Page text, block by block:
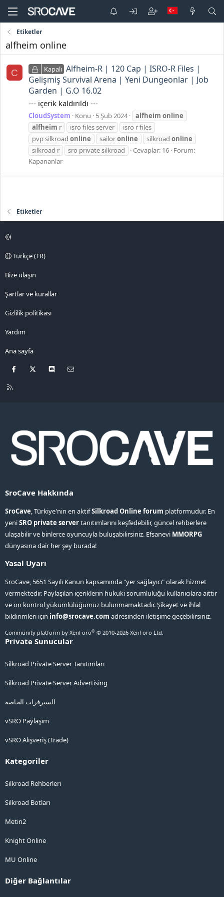
Etiketler
alfheim online
C Kapalı Alfheim-R | 120 Cap | ISRO-R Files |
Gelişmiş Survival Arena | Yeni Dungeonlar | Job
Garden | G.O 16.02
--- içerik kaldırıldı ---
CloudSystem Konu 5 Şub 2024 alfheim online
alfheim r isro files server
isro r files
pvp silkroad online sailoronline silkroad online
silkroad r
sro private silkroad Cevaplar: 16 Forum:
Kapananlar
Etiketler
Türkçe (TR)
Bize ulaşın
Şartlar ve kurallar
Gizlilik politikası
Yardım
Ana sayfa
Facebook Discord
R
SroCave Hakkında
SroCave, Türkiye'nin en aktifSilkroad Online forum platformudur. En
yeniSRO private servertanıtımlarını keşfedebilir, güncel rehberlere
ulaşabilir ve binlerce oyuncuyla buluşabilirsiniz. Efsanevi MMORPG
dünyasına dair her şey burada!
Yasal Uyarı
SroCave, 5651 Sayılı Kanun kapsamında "yer sağlayıcı" olarak hizmet
vermektedir. Paylaşılan içeriklerin hukuki sorumluluğu kullanıcılara aittir
ve ön kontrol yükümlülüğümüz bulunmamaktadır. Şikayet ve ihlal
bildirimleri için info@srocave.com adresinden iletişime geçebilirsiniz.
Community platform by XenForo® © 2010-2026 XenForo Ltd.
Private Sunucular
Silkroad Private Server Tanıtımları
Silkroad Private Server Advertising
السيرفرات الخاصة
vSRO Paylaşım
vSRO Alışveriş (Trade)
Kategoriler
Silkroad Rehberleri
Silkroad Botları
Metin2
Knight Online
MU Online
Diğer Bağlantılar